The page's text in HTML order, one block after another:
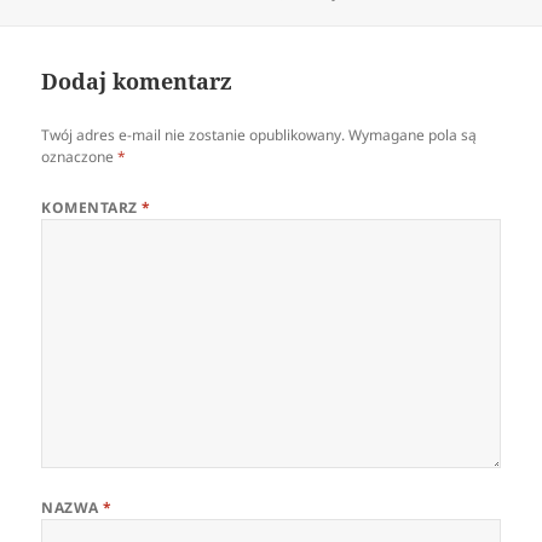
Dodaj komentarz
Twój adres e-mail nie zostanie opublikowany. Wymagane pola są
oznaczone*
KOMENTARZ*
NAZWA*